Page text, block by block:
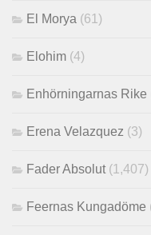
El Morya (61)
Elohim (4)
Enhörningarnas Rike
Erena Velazquez (3)
Fader Absolut(1,407)
Feernas Kungadöme